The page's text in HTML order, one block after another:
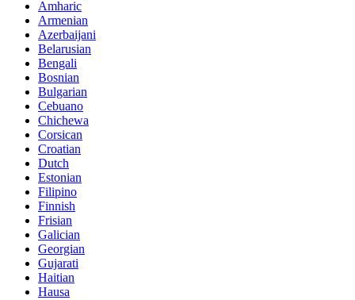
Amharic
Armenian
Azerbaijani
Belarusian
Bengali
Bosnian
Bulgarian
Cebuano
Chichewa
Corsican
Croatian
Dutch
Estonian
Filipino
Finnish
Frisian
Galician
Georgian
Gujarati
Haitian
Hausa